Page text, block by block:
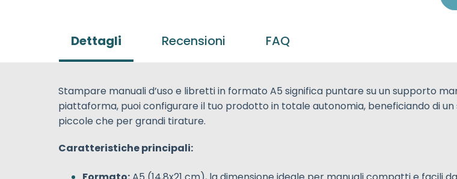
Dettagli
Stampare manuali d’uso e libretti in formato A5 significa puntare su un supporto
piattaforma, puoi configurare il tuo prodotto in totale autonomia, beneficiando di
piccole che per grandi tirature.
Caratteristiche principali:
Recensioni FAQ